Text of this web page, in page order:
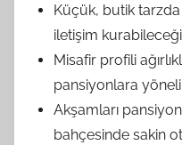
Küçük, butik
iletişim
Misafir profili
pansiyonlara
Akşamları
bahçesinde sakin